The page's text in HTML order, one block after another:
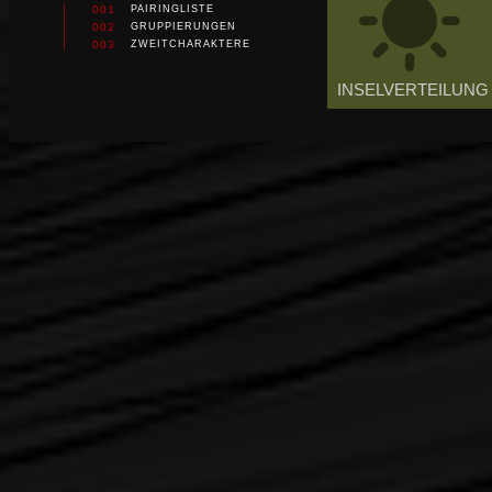
001. PAIRINGLISTE
002. GRUPPIERUNGEN
003. ZWEITCHARAKTERE
INSELVERTEILUNG
sunny